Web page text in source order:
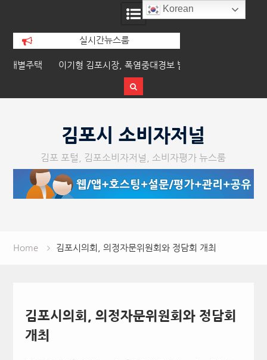
실시간뉴스룸
이기형 김포시장, 폭염중대경보 발효에 따
김포시 소비자저널
김포 포털, 김포소비자저널, 소비자평가 뉴스룸
Home 김포시의회, 의정자문위원회와 정담회 개최
김포시의회, 의정자문위원회와 정담회
개최
Korean